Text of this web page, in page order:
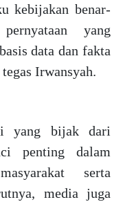
kebijakan benar-
yang
data dan fakta
Irwansyah.
yang bijak dari
penting dalam
serta
media juga